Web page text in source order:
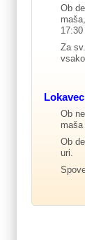
Ob
17:30
Za
Lokavec
Ob
maša
Ob
uri.